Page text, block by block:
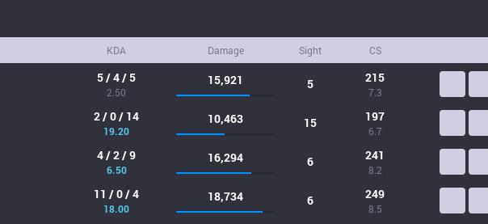
KDA Damage Sight CS
5 / 4 / 5
2.50
15,921 5 215
7.3
2 / 0 / 14
19.20
10,463 15 197
6.7
4 / 2 / 9
6.50
16,294 6 241
8.2
11 / 0 / 4
18.00
18,734 6 249
8.5